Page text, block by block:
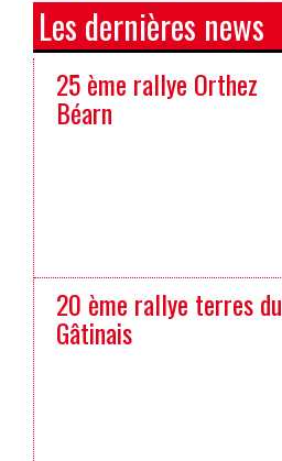
Les dernières news
25 ème rallye Orthez
Béarn
20 ème rallye terres du
Gâtinais